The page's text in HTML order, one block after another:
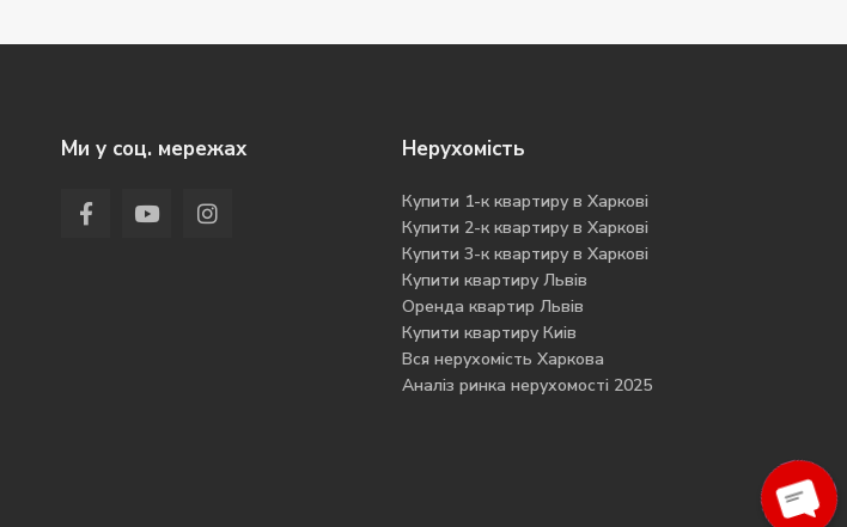
Ми у соц. мережах Нерухомість
Купити 1-к квартиру в Харкові
Купити 2-к квартиру в Харкові
Купити 3-к квартиру в Харкові
Купити квартиру Львів
Оренда квартир Львів
Купити квартиру Киів
Вся нерухомість Харкова
Аналіз ринка нерухомості 2025